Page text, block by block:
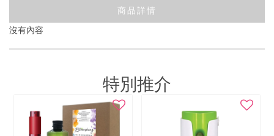
商品詳情
沒有內容
特別推介